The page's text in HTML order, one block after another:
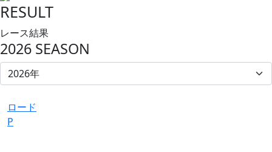
RESULT
レース結果
2026 SEASON
ロード
P